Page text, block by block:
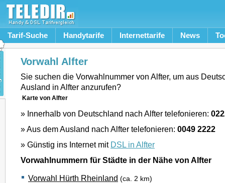
Tarif-Suche Handytarife Internettarife News
Vorwahl Alfter
Sie suchen die Vorwahlnummer von Alfter, um aus
Ausland in Alfter anzurufen?
Karte von Alfter
» Innerhalb von Deutschland nach Alfter telefonieren:
» Aus dem Ausland nach Alfter telefonieren: 0049 2222
» Günstig ins Internet mit DSL in Alfter
Vorwahlnummern für Städte in der Nähe von Alfter
Vorwahl Hürth Rheinland (ca. 2 km)